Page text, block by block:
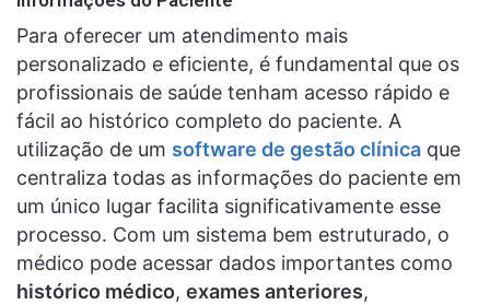
Para oferecer um atendimento mais
personalizado e eficiente, é fundamental que os
profissionais de saúde tenham acesso rápido e
fácil ao histórico completo do paciente. A
utilização de um software de gestão clínica que
centraliza todas as informações do paciente em
um único lugar facilita significativamente esse
processo. Com um sistema bem estruturado, o
médico pode acessar dados importantes como
histórico médico, exames anteriores,